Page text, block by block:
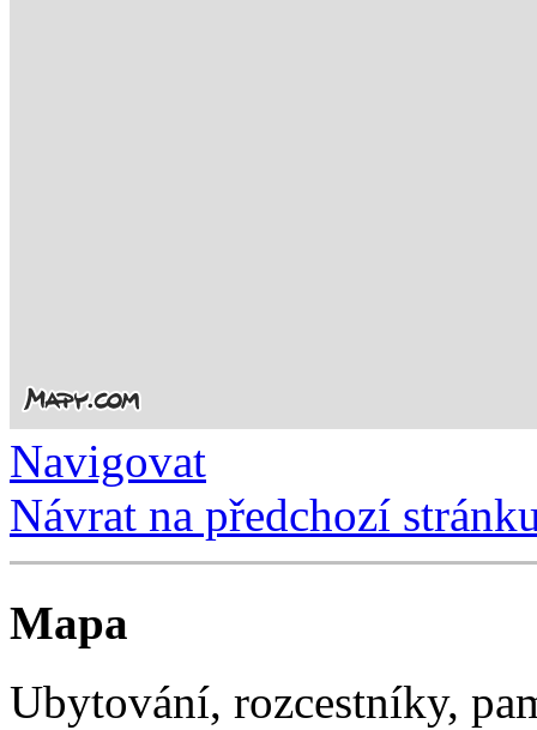
Navigovat
Návrat na předchozí
Mapa
Ubytování, rozcestníky,